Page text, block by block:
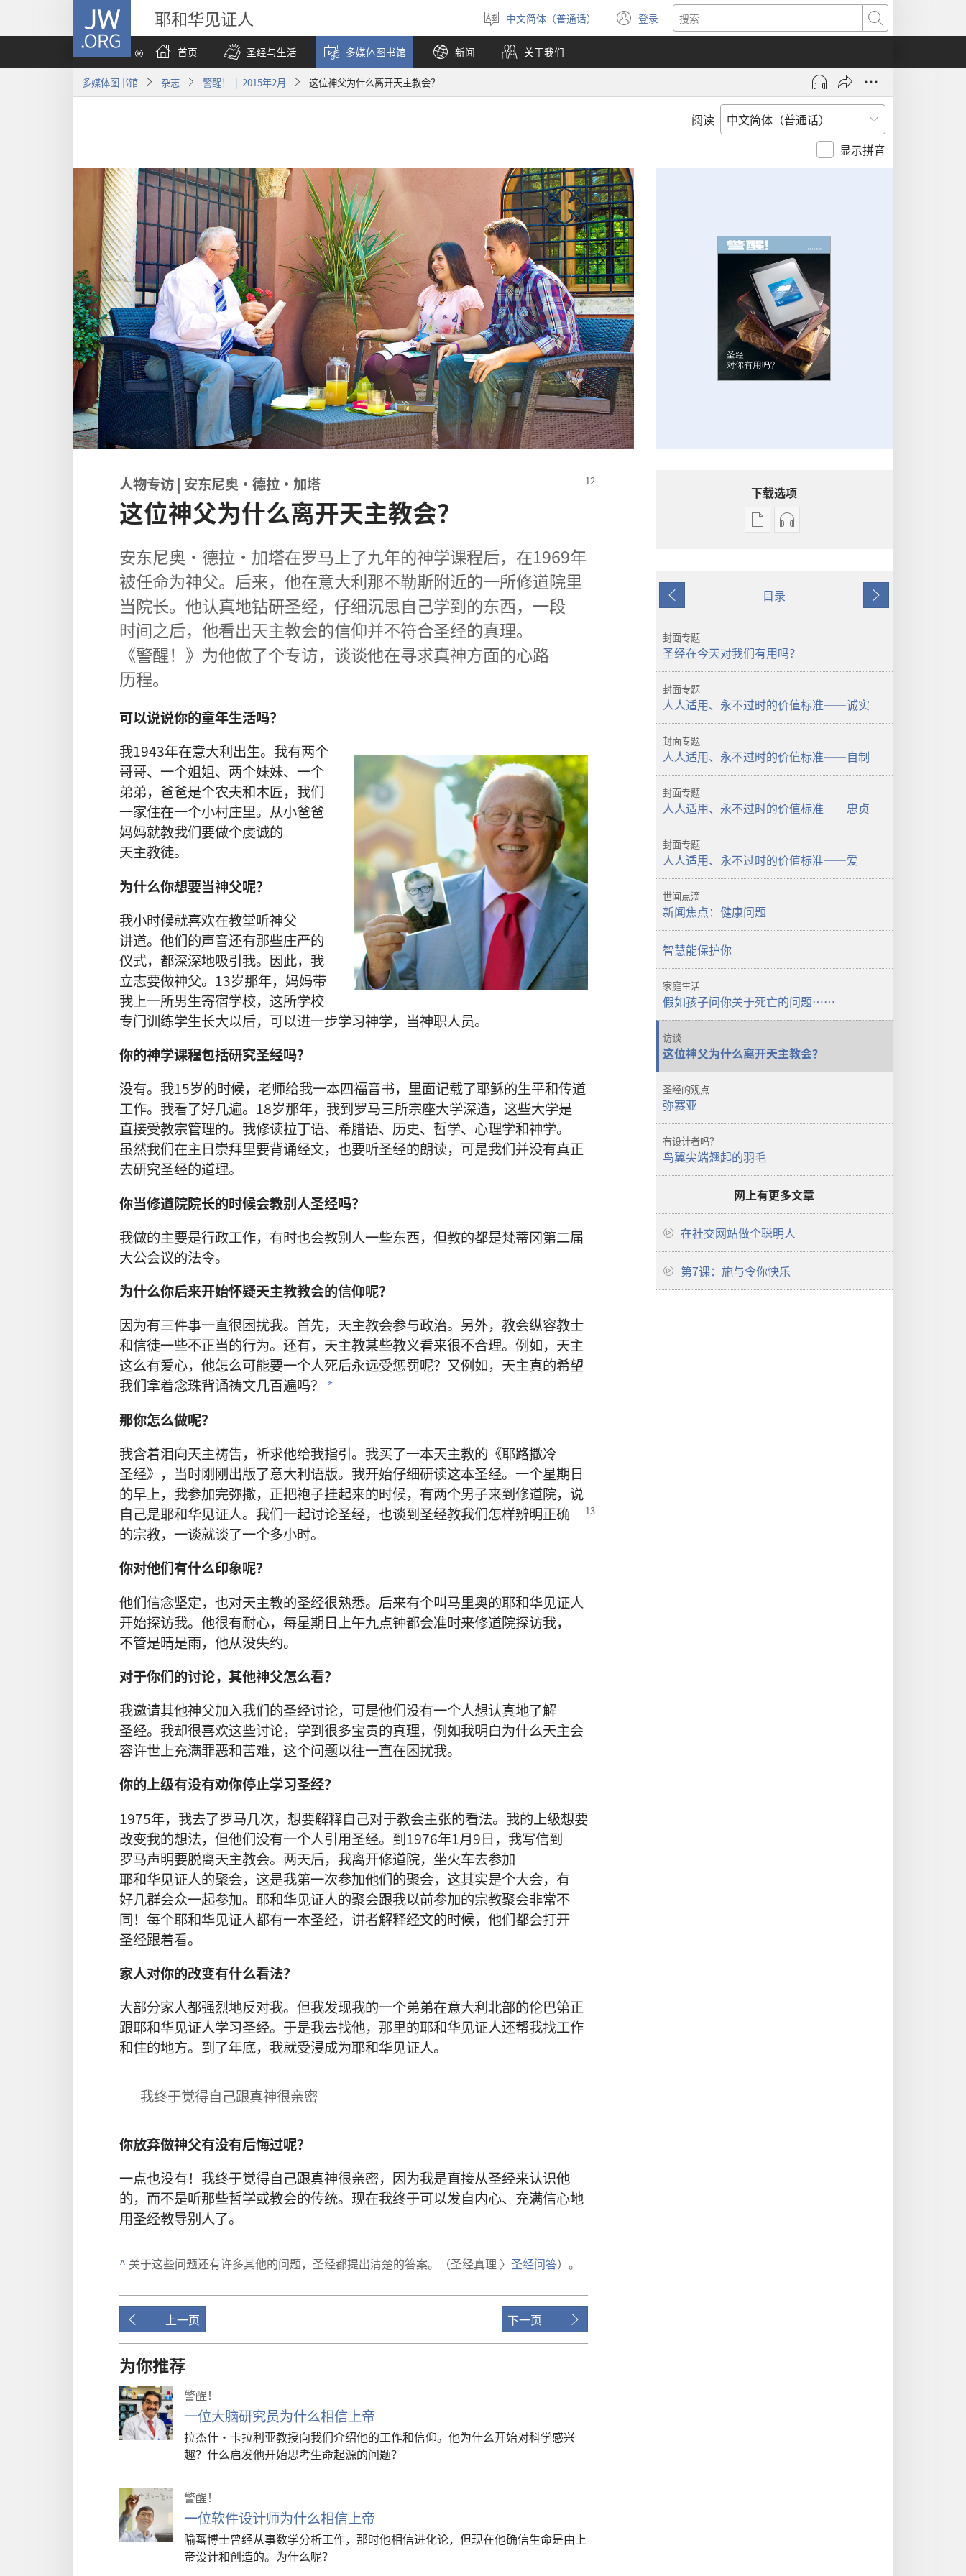
JW.ORG 耶和华见证人
选
择
语
言
中文简体（普通话） 登录
（打
开
窗
搜
索
首页
圣经与生活 多媒体图书馆 新闻 关于我们
多媒体图书馆 杂志 警醒！ | 2015年2月 这位神父为什么离开天主教会？
阅读
显示拼音
人物专访 | 安东尼奥 · 德拉 · 加塔
这位神父为什么离开天主教会？
安东尼奥 · 德拉 · 加塔在罗马上了九年的神学课程后， 在1969年
被任命为神父。 后来， 他在意大利那不勒斯附近的一所修道院里
当院长。 他认真地钻研圣经， 仔细沉思自己学到的东西， 一段
时间之后， 他看出天主教会的信仰并不符合圣经的真理。
《警醒！》 为他做了个专访， 谈谈他在寻求真神方面的心路
历程。
可以说说你的童年生活吗？
我1943年在意大利出生。 我有两个
哥哥、 一个姐姐、 两个妹妹、 一个
弟弟， 爸爸是个农夫和木匠， 我们
一家住在一个小村庄里。 从小爸爸
妈妈就教我们要做个虔诚的
天主教徒。
为什么你想要当神父呢？
我小时候就喜欢在教堂听神父
讲道。 他们的声音还有那些庄严的
仪式， 都深深地吸引我。 因此， 我
立志要做神父。13岁那年， 妈妈带
我上一所男生寄宿学校， 这所学校
专门训练学生长大以后， 可以进一步学习神学， 当神职人员。
你的神学课程包括研究圣经吗？
没有。 我15岁的时候， 老师给我一本四福音书， 里面记载了耶稣的生平和传道
工作。 我看了好几遍。18岁那年， 我到罗马三所宗座大学深造， 这些大学是
直接受教宗管理的。 我修读拉丁语、 希腊语、 历史、 哲学、 心理学和神学。
虽然我们在主日崇拜里要背诵经文， 也要听圣经的朗读， 可是我们并没有真正
去研究圣经的道理。
你当修道院院长的时候会教别人圣经吗？
我做的主要是行政工作， 有时也会教别人一些东西， 但教的都是梵蒂冈第二届
大公会议的法令。
为什么你后来开始怀疑天主教教会的信仰呢？
因为有三件事一直很困扰我。 首先， 天主教会参与政治。 另外， 教会纵容教士
和信徒一些不正当的行为。 还有， 天主教某些教义看来很不合理。 例如， 天主
这么有爱心， 他怎么可能要一个人死后永远受惩罚呢？ 又例如， 天主真的希望
我们拿着念珠背诵祷文几百遍吗？ *
那你怎么做呢？
我含着泪向天主祷告， 祈求他给我指引。 我买了一本天主教的 《耶路撒冷
圣经》， 当时刚刚出版了意大利语版。 我开始仔细研读这本圣经。 一个星期日
的早上， 我参加完弥撒， 正把袍子挂起来的时候， 有两个男子来到修道院， 说
自己是耶和华见证人。 我们一起讨论圣经， 也谈到圣经教我们怎样辨明正确
的宗教， 一谈就谈了一个多小时。
你对他们有什么印象呢？
他们信念坚定， 也对天主教的圣经很熟悉。 后来有个叫马里奥的耶和华见证人
开始探访我。 他很有耐心， 每星期日 上午九点钟都会准时来修道院探访我，
不管是晴是雨， 他从没失约。
对于你们的讨论， 其他神父怎么看？
我邀请其他神父加入我们的圣经讨论， 可是他们没有一个人想认真地了解
圣经。 我却很喜欢这些讨论， 学到很多宝贵的真理， 例如我明白为什么天主会
容许世上充满罪恶和苦难， 这个问题以往一直在困扰我。
你的上级有没有劝你停止学习圣经？
1975年， 我去了罗马几次， 想要解释自己对于教会主张的看法。 我的 上级想要
改变我的想法， 但他们没有一个人引用圣经。 到1976年1月9日 ， 我写信到
罗马声明要脱离天主教会。 两天后， 我离开修道院， 坐火车去参加
耶和华见证人的聚会， 这是我第一次参加他们的聚会， 这其实是个大会， 有
好几群会众一起参加。 耶和华见证人的聚会跟我以前参加的宗教聚会非常不
同！ 每个耶和华见证人都有一本圣经， 讲者解释经文的时候， 他们都会打开
圣经跟着看。
家人对你的改变有什么看法？
大部分家人都强烈地反对我。 但我发现我的一个弟弟在意大利北部的伦巴第正
跟耶和华见证人学习圣经。 于是我去找他， 那里的耶和华见证人还帮我找工作
和住的地方。 到了年底， 我就受浸成为耶和华见证人。
我终于觉得自己跟真神很亲密
你放弃做神父有没有后悔过呢？
一点也没有！ 我终于觉得自己跟真神很亲密， 因为我是直接从圣经来认识他
的， 而不是听那些哲学或教会的传统。 现在我终于可以发自内心、 充满信心地
用圣经教导别人了。
^ 关于这些问题还有许多其他的问题， 圣经都提出清楚的答案。（圣经真理 〉 圣经问答）。
上一页 下一页
为你推荐
警醒！
一位大脑研究员为什么相信上帝
拉杰什·卡拉利亚教授向我们介绍他的工作和信仰。他为什么开始对科学感兴
趣？什么启发他开始思考生命起源的问题？
警醒！
一位软件设计师为什么相信上帝
喻蕃博士曾经从事数学分析工作，那时他相信进化论，但现在他确信生命是由上
帝设计和创造的。为什么呢？
下载选项
出
载
警
经
有
音
醒！
对
用
上
一
页
目录
下
一
封面专题
圣经在今天对我们有用吗？
封面专题
人人适用、永不过时的价值标准——诚实
封面专题
人人适用、永不过时的价值标准——自制
封面专题
人人适用、永不过时的价值标准——忠贞
封面专题
人人适用、永不过时的价值标准——爱
世闻点滴
新闻焦点：健康问题
智慧能保护你
家庭生活
假如孩子问你关于死亡的问题……
访谈
这位神父为什么离开天主教会？
圣经的观点
弥赛亚
有设计者吗？
鸟翼尖端翘起的羽毛
网上有更多文章
在社交网站做个聪明人
第7课：施与令你快乐